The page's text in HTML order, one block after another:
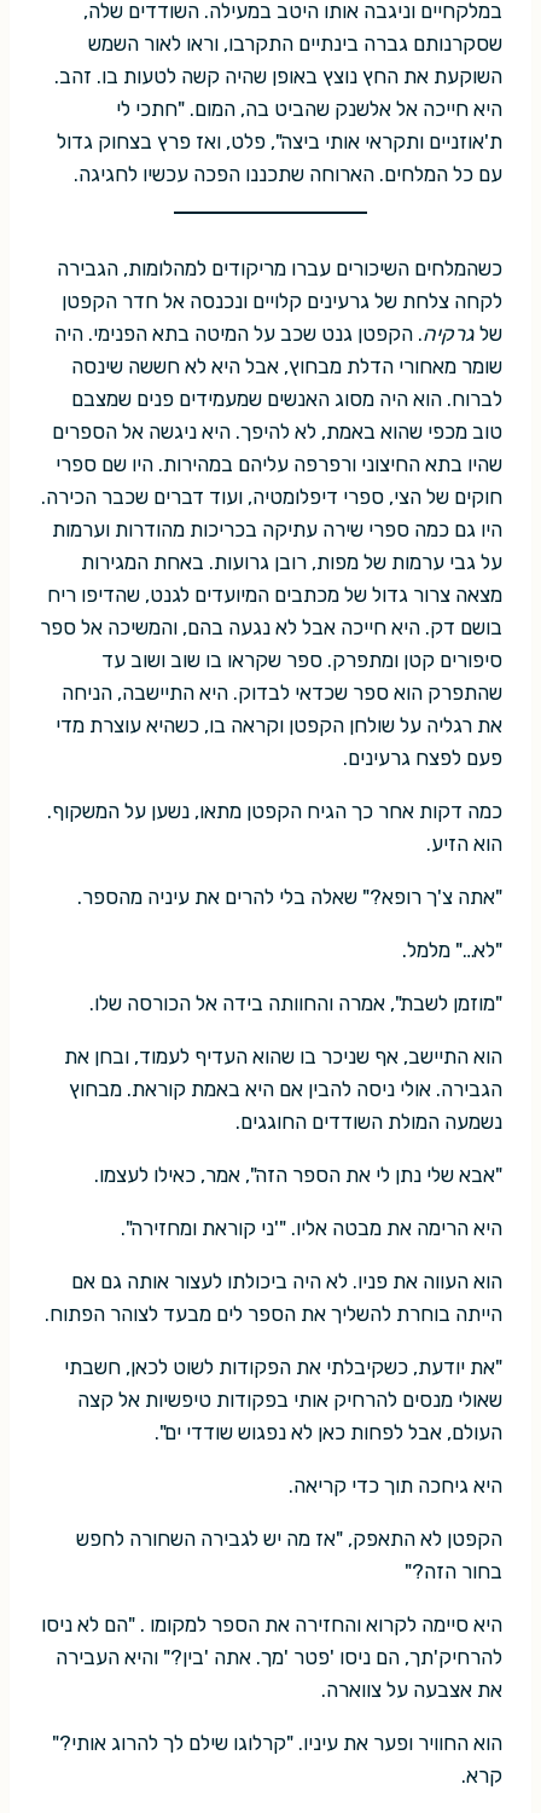
במלקחיים וניגבה אותו היטב במעילה. השודדים שלה,
שסקרנותם גברה בינתיים התקרבו, וראו לאור השמש
השוקעת את החץ נוצץ באופן שהיה קשה לטעות בו. זהב.
היא חייכה אל אלשנק שהביט בה, המום. "חתכי לי
ת'אוזניים ותקראי אותי ביצה", פלט, ואז פרץ בצחוק גדול
עם כל המלחים. הארוחה שתכננו הפכה עכשיו לחגיגה.
כשהמלחים השיכורים עברו מריקודים למהלומות, הגבירה
לקחה צלחת של גרעינים קלויים ונכנסה אל חדר הקפטן
של גרקיה. הקפטן גנט שכב על המיטה בתא הפנימי. היה
שומר מאחורי הדלת מבחוץ, אבל היא לא חששה שינסה
לברוח. הוא היה מסוג האנשים שמעמידים פנים שמצבם
טוב מכפי שהוא באמת, לא להיפך. היא ניגשה אל הספרים
שהיו בתא החיצוני ורפרפה עליהם במהירות. היו שם ספרי
חוקים של הצי, ספרי דיפלומטיה, ועוד דברים שכבר הכירה.
היו גם כמה ספרי שירה עתיקה בכריכות מהודרות וערמות
על גבי ערמות של מפות, רובן גרועות. באחת המגירות
מצאה צרור גדול של מכתבים המיועדים לגנט, שהדיפו ריח
בושם דק. היא חייכה אבל לא נגעה בהם, והמשיכה אל ספר
סיפורים קטן ומתפרק. ספר שקראו בו שוב ושוב עד
שהתפרק הוא ספר שכדאי לבדוק. היא התיישבה, הניחה
את רגליה על שולחן הקפטן וקראה בו, כשהיא עוצרת מדי
פעם לפצח גרעינים.
כמה דקות אחר כך הגיח הקפטן מתאו, נשען על המשקוף.
הוא הזיע.
"אתה צ'ך רופא?" שאלה בלי להרים את עיניה מהספר.
"לא…" מלמל.
"מוזמן לשבת", אמרה והחוותה בידה אל הכורסה שלו.
הוא התיישב, אף שניכר בו שהוא העדיף לעמוד, ובחן את
הגבירה. אולי ניסה להבין אם היא באמת קוראת. מבחוץ
נשמעה המולת השודדים החוגגים.
"אבא שלי נתן לי את הספר הזה", אמר, כאילו לעצמו.
היא הרימה את מבטה אליו. "'ני קוראת ומחזירה".
הוא העווה את פניו. לא היה ביכולתו לעצור אותה גם אם
הייתה בוחרת להשליך את הספר לים מבעד לצוהר הפתוח.
"את יודעת, כשקיבלתי את הפקודות לשוט לכאן, חשבתי
שאולי מנסים להרחיק אותי בפקודות טיפשיות אל קצה
העולם, אבל לפחות כאן לא נפגוש שודדי ים".
היא גיחכה תוך כדי קריאה.
הקפטן לא התאפק, "אז מה יש לגבירה השחורה לחפש
בחור הזה?"
היא סיימה לקרוא והחזירה את הספר למקומו . "הם לא ניסו
להרחיק'תך, הם ניסו 'פטר 'מך. אתה 'בין?" והיא העבירה
את אצבעה על צווארה.
הוא החוויר ופער את עיניו. "קרלוגו שילם לך להרוג אותי?"
קרא.